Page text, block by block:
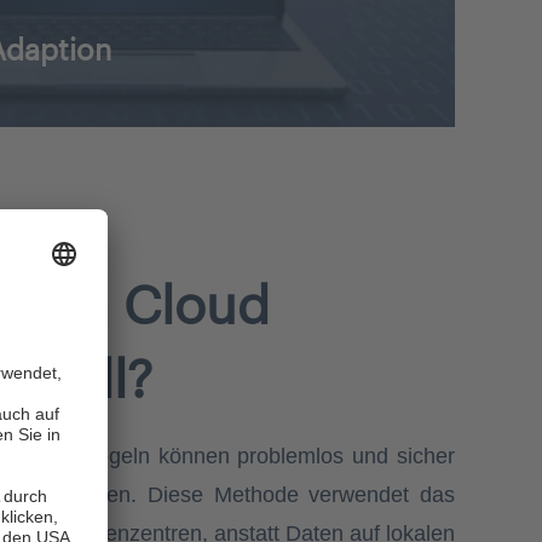
ein Cloud
und -Regeln können problemlos und sicher
werden. Diese Methode verwendet das
Rechenzentren, anstatt Daten auf lokalen